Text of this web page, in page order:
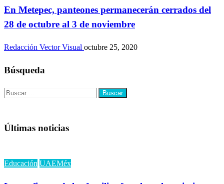
En Metepec, panteones permanecerán cerrados del
28 de octubre al 3 de noviembre
Redacción Vector Visual octubre 25, 2020
Búsqueda
Buscar:
Últimas noticias
Educación UAEMéx